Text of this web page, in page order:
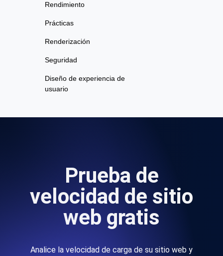
Rendimiento
Prácticas
Renderización
Seguridad
Diseño de experiencia de
usuario
Prueba de
velocidad de sitio
web gratis
Analice la velocidad de carga de su sitio web y